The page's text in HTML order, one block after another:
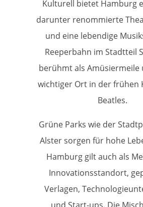
Kulturell bietet Hamburg
darunter renommierte
und eine lebendige
Reeperbahn im Stadtteil
berühmt als Amüsiermeile
wichtiger Ort in der frühen
Beatles.
Grüne Parks wie der
Alster sorgen für hohe
Hamburg gilt auch als
Innovationsstandort,
Verlagen,